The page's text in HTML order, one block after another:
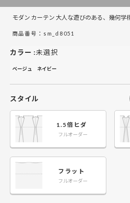
201～260 ￥25,400
201～260 ￥25,400
モダン カーテン 大人な遊びのある、幾何学
商品番号：sm_d8051
カラー :未選択
ベージュ ネイビー
スタイル
1.5倍ヒダ
フルオーダー
フラット
フルオーダー